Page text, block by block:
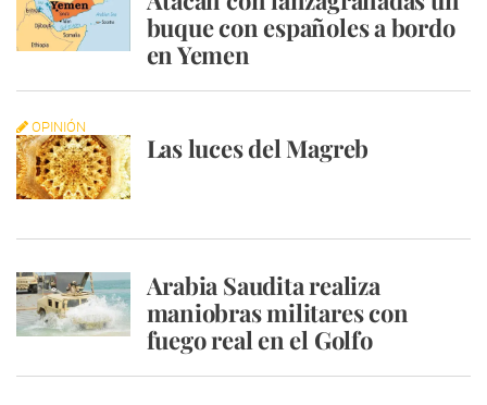
buque con españoles a bordo
en Yemen
OPINIÓN
Las luces del Magreb
Arabia Saudita realiza
maniobras militares con
fuego real en el Golfo